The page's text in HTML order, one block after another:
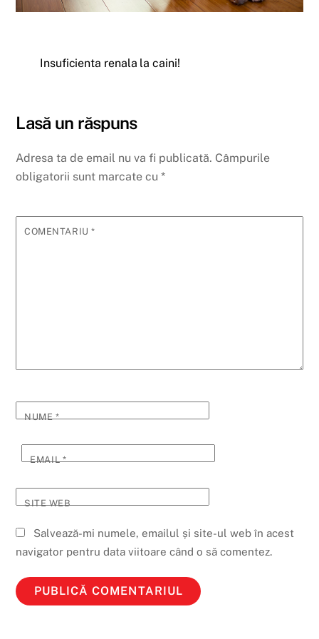
Insuficienta renala la caini!
Lasă un răspuns
Adresa ta de email nu va fi publicată. Câmpurile
obligatorii sunt marcate cu*
COMENTARIU*
NUME*
EMAIL*
SITE WEB
Salvează-mi numele, emailul și site-ul web în acest
navigator pentru data viitoare când o să comentez.